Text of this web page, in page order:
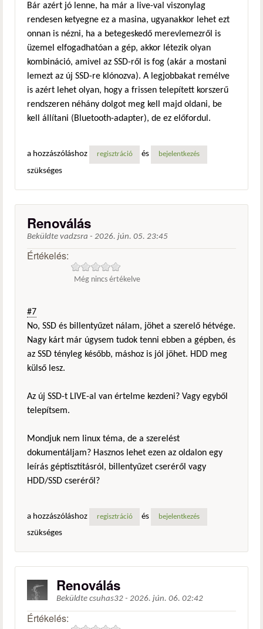
Bár azért jó lenne, ha már a live-val viszonylag
rendesen ketyegne ez a masina, ugyanakkor lehet ezt
onnan is nézni, ha a betegeskedő merevlemezről is
üzemel elfogadhatóan a gép, akkor létezik olyan
kombináció, amivel az SSD-ről is fog (akár a mostani
lemezt az új SSD-re klónozva). A legjobbakat remélve
is azért lehet olyan, hogy a frissen telepített korszerű
rendszeren néhány dolgot meg kell majd oldani, be
kell állítani (Bluetooth-adapter), de ez előfordul.
a hozzászóláshoz regisztráció és bejelentkezés
szükséges
Renoválás
Beküldte vadzsra - 2026. jún. 05. 23:45
Értékelés:
Még nincs értékelve
#7
No, SSD és billentyűzet nálam, jöhet a szerelő hétvége.
Nagy kárt már úgysem tudok tenni ebben a gépben, és
az SSD tényleg később, máshoz is jól jöhet. HDD meg
külső lesz.
Az új SSD-t LIVE-al van értelme kezdeni? Vagy egyből
telepítsem.
Mondjuk nem linux téma, de a szerelést
dokumentáljam? Hasznos lehet ezen az oldalon egy
leírás géptisztításról, billentyűzet cseréről vagy
HDD/SSD cseréről?
a hozzászóláshoz regisztráció és bejelentkezés
szükséges
Renoválás
Beküldte csuhas32 - 2026. jún. 06. 02:42
Értékelés: